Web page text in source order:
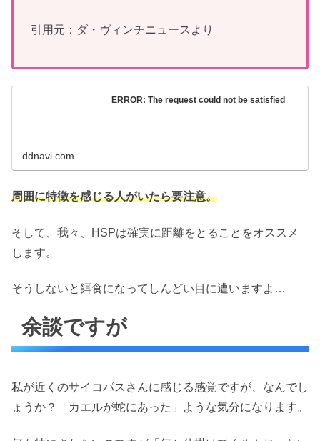
引用元：ダ・ヴィンチニュースより
ERROR: The request could not be satisfied
ddnavi.com
周囲に特徴を感じる人がいたら要注意。
そして、我々、HSPは確実に距離をとることをオススメ
します。
そうしないと餌食になってしんどい目に遭いますよ…
余談ですが
私が近くのサイコパスさんに感じる感覚ですが、なんでし
ょうか？「カエルが蛇にあった」ような気分になります。